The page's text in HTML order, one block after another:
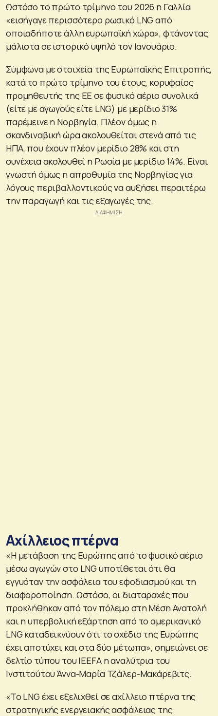
Ωστόσο το πρώτο τρίμηνο του 2026 η Γαλλία
«εισήγαγε περισσότερο ρωσικό LNG από
οποιαδήποτε άλλη ευρωπαϊκή χώρα», φτάνοντας
μάλιστα σε ιστορικό υψηλό τον Ιανουάριο.
Σύμφωνα με στοιχεία της Ευρωπαϊκής Επιτροπής,
κατά το πρώτο τρίμηνο του έτους, κορυφαίος
προμηθευτής της ΕΕ σε φυσικό αέριο συνολικά
(είτε με αγωγούς είτε LNG) με μερίδιο 31%
παρέμεινε η Νορβηγία. Πλέον όμως η
σκανδιναβική ώρα ακολουθείται στενά από τις
ΗΠΑ, που έχουν πλέον μερίδιο 28% και στη
συνέχεια ακολουθεί η Ρωσία με μερίδιο 14%. Είναι
γνωστή όμως η απροθυμία της Νορβηγίας για
λόγους περιβαλλοντικούς να αυξήσει περαιτέρω
την παραγωγή και τις εξαγωγές της.
Αχίλλειος πτέρνα
«Η μετάβαση της Ευρώπης από το φυσικό αέριο
μέσω αγωγών στο LNG υποτίθεται ότι θα
εγγυόταν την ασφάλεια του εφοδιασμού και τη
διαφοροποίηση. Ωστόσο, οι διαταραχές που
προκλήθηκαν από τον πόλεμο στη Μέση Ανατολή
και η υπερβολική εξάρτηση από το αμερικανικό
LNG καταδεικνύουν ότι το σχέδιο της Ευρώπης
έχει αποτύχει και στα δύο μέτωπα», σημειώνει σε
δελτίο τύπου του IEEFA η αναλύτρια του
Ινστιτούτου Άννα-Μαρία Τζάλερ-Μακάρεβιτς.
«Το LNG έχει εξελιχθεί σε αχίλλειο πτέρνα της
στρατηγικής ενεργειακής ασφάλειας της